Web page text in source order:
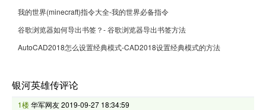
我的世界(minecraft)指令大全-我的世界必备指令
谷歌浏览器如何导出书签？- 谷歌浏览器导出书签方法
AutoCAD2018怎么设置经典模式-CAD2018设置经典模式的方法
银河英雄传评论
1楼华军网友2019-09-27 18:34:59